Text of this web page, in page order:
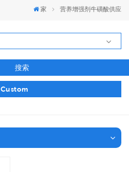
家 营养增强剂牛磺酸供应
搜索
Custom